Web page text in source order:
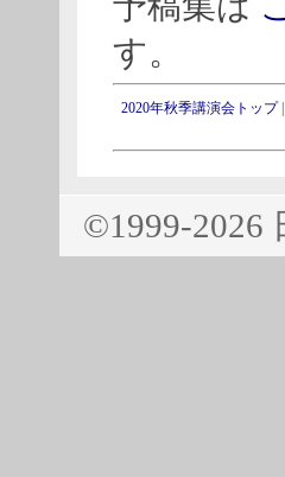
す。
2020年秋季講演会トップ|
©1999-2026